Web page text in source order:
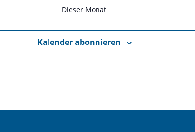
Dieser Monat
Kalender abonnieren